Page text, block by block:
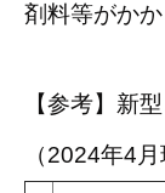
剤料等がかか
【参考】新
（2024年4月